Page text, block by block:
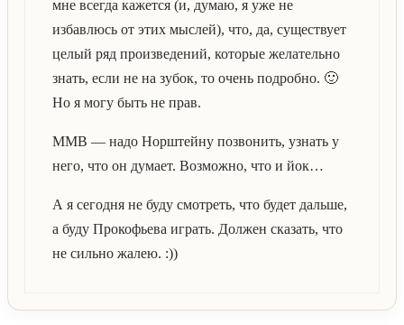
мне всегда кажется (и, думаю, я уже не
избавлюсь от этих мыслей), что, да, существует
целый ряд произведений, которые желательно
знать, если не на зубок, то очень подробно. 🙂
Но я могу быть не прав.
ММВ — надо Норштейну позвонить, узнать у
него, что он думает. Возможно, что и йок…
А я сегодня не буду смотреть, что будет дальше,
а буду Прокофьева играть. Должен сказать, что
не сильно жалею. :))